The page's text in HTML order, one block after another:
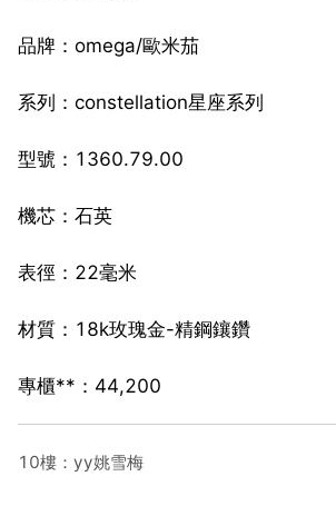
品牌：omega/歐米茄
系列：constellation星座系列
型號：1360.79.00
機芯：石英
表徑：22毫米
材質：18k玫瑰金-精鋼鑲鑽
專櫃**：44,200
10樓：yy姚雪梅